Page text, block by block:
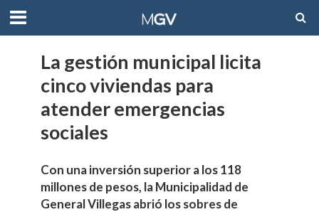
La gestión municipal licita
cinco viviendas para
atender emergencias
sociales
Con una inversión superior a los 118
millones de pesos, la Municipalidad de
General Villegas abrió los sobres de